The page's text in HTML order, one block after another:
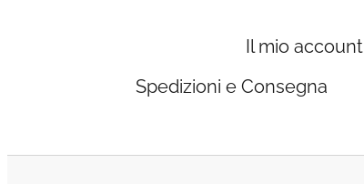
Il mio account
Spedizioni e Consegna